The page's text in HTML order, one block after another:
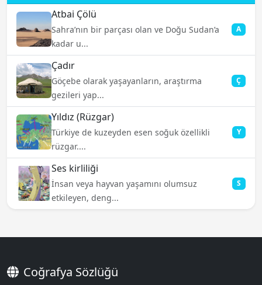
Atbai Çölü
Sahra’nın bir parçası olan ve Doğu Sudan’a
kadar u...
A
Çadır
Göçebe olarak yaşayanların, araştırma
gezileri yap...
Ç
Yıldız (Rüzgar)
Türkiye de kuzeyden esen soğuk özellikli
rüzgar....
Y
Ses kirliliği
İnsan veya hayvan yaşamını olumsuz
etkileyen, deng...
S
Coğrafya Sözlüğü